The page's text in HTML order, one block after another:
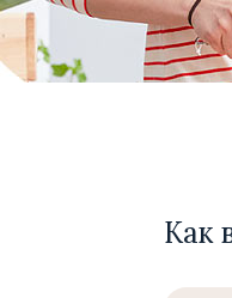
Как